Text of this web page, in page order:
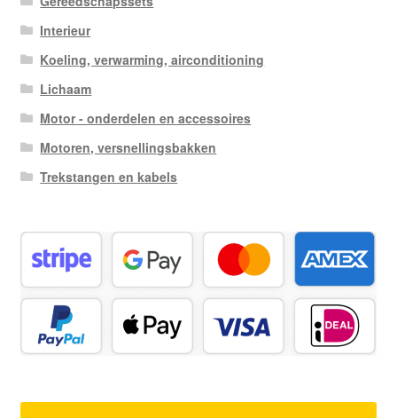
Interieur
Koeling, verwarming, airconditioning
Lichaam
Motor - onderdelen en accessoires
Motoren, versnellingsbakken
Trekstangen en kabels